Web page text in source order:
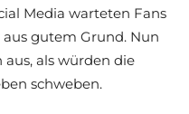
Media warteten Fans
gutem Grund. Nun
als würden die
schweben.